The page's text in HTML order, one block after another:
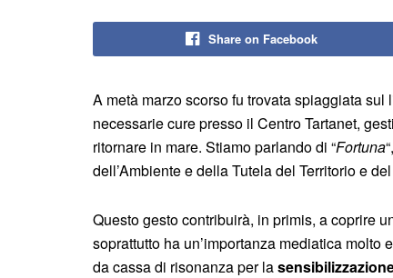
Share on Facebook
A metà marzo scorso fu trovata spiaggiata
necessarie cure presso il Centro Tartanet,
ritornare in mare. Stiamo parlando di “Fortuna
dell’Ambiente e della Tutela del Territorio e
Questo gesto contribuirà, in primis, a coprire
soprattutto ha un’importanza mediatica
da cassa di risonanza per la